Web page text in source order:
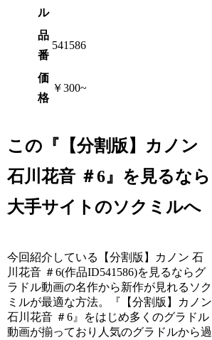
ル
品
番
541586
価
格
￥300~
この『【分割版】カノン
石川花音 ＃6』を見るなら
大手サイトのソクミルへ
今回紹介している【分割版】カノン 石
川花音 ＃6(作品ID541586)を見るならグ
ラドル動画の名作から新作が見れるソク
ミルが最適な方法。『【分割版】カノン
石川花音 ＃6』をはじめ多くのグラドル
動画が揃っており人気のグラドルから過